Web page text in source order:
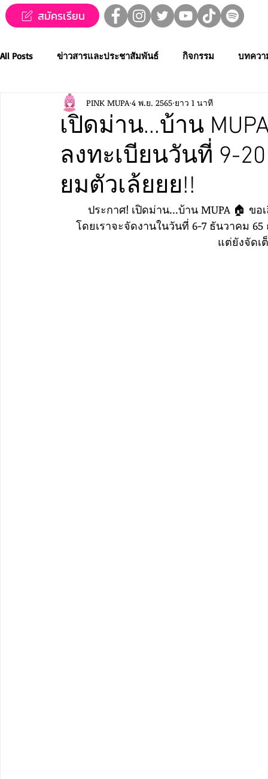
สมัครเรียน
All Posts ข่าวสารและประชาสัมพันธ์ กิจกรรม บทควา
ข่าวทุนการศึกษา MUPA ชวนชม👀🍿 MUPA On
Western Music Applied Performing Art Creative
การประชุมวิชาการและงาน
เปิดม่าน...บ้าน
ลงทะเบียนวันที่ 9-
ยมตัวเล้ยยย!!
PINK MUPA 4 พ.ย. 2565 ยาว 1 นาที
ประกาศ! เปิดม่าน...บ้าน MUPA 🏠
โดยเราจะจัดงานในวันที่ 6-7 ธันวาคม
แต่ยังจัดเ